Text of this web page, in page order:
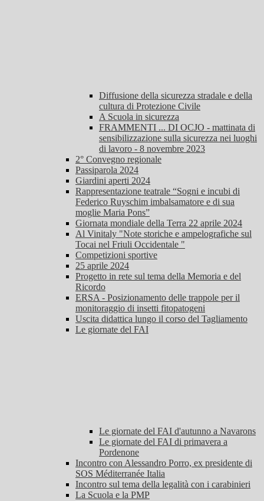
Diffusione della sicurezza stradale e della
cultura di Protezione Civile
A Scuola in sicurezza
FRAMMENTI ... DI OCJO - mattinata di
sensibilizzazione sulla sicurezza nei luoghi
di lavoro - 8 novembre 2023
2° Convegno regionale
Passiparola 2024
Giardini aperti 2024
Rappresentazione teatrale “Sogni e incubi di
Federico Ruyschim imbalsamatore e di sua
moglie Maria Pons”
Giornata mondiale della Terra 22 aprile 2024
Al Vinitaly "Note storiche e ampelografiche sul
Tocai nel Friuli Occidentale "
Competizioni sportive
25 aprile 2024
Progetto in rete sul tema della Memoria e del
Ricordo
ERSA - Posizionamento delle trappole per il
monitoraggio di insetti fitopatogeni
Uscita didattica lungo il corso del Tagliamento
Le giornate del FAI
Le giornate del FAI d'autunno a Navarons
Le giornate del FAI di primavera a
Pordenone
Incontro con Alessandro Porro, ex presidente di
SOS Méditerranée Italia
Incontro sul tema della legalità con i carabinieri
La Scuola e la PMP